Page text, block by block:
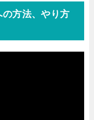
の方法、やり方